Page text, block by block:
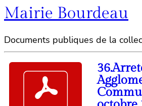
Mairie Bourdeau
Documents publiques de la